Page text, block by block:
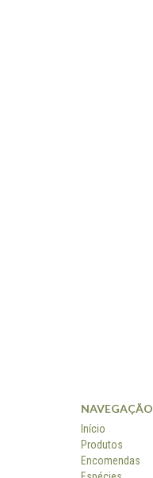
NAVEGAÇÃO
Início
Produtos
Encomendas